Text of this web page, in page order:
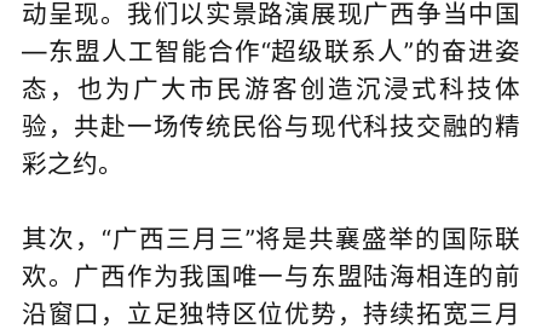
动呈现。我们以实景路演展现广西争当中国
—东盟人工智能合作“超级联系人”的奋进姿
态，也为广大市民游客创造沉浸式科技体
验，共赴一场传统民俗与现代科技交融的精
彩之约。
其次，“广西三月三”将是共襄盛举的国际联
欢。广西作为我国唯一与东盟陆海相连的前
沿窗口，立足独特区位优势，持续拓宽三月